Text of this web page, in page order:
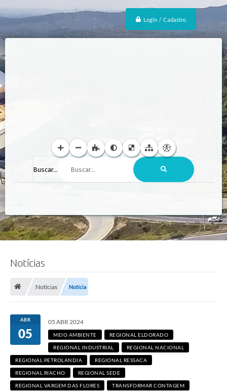
Login / Cadastro
Buscar...
Notícias
Notícias Notícia
ABR
05
05 ABR 2024
MEIO AMBIENTE REGIONAL ELDORADO
REGIONAL INDUSTRIAL REGIONAL NACIONAL
REGIONAL PETROLANDIA REGIONAL RESSACA
REGIONAL RIACHO REGIONAL SEDE
REGIONAL VARGEM DAS FLORES TRANSFORMAR CONTAGEM
o
:
d
e
l
c
i